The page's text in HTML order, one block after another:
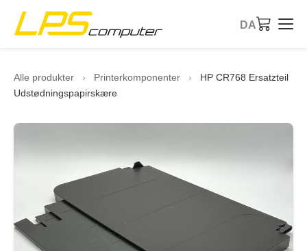
DA
Om virksomheden
eBay butik
Alle produkter › Printerkomponenter ›
HP CR768 Ersatzteil
Udstødningspapirskære